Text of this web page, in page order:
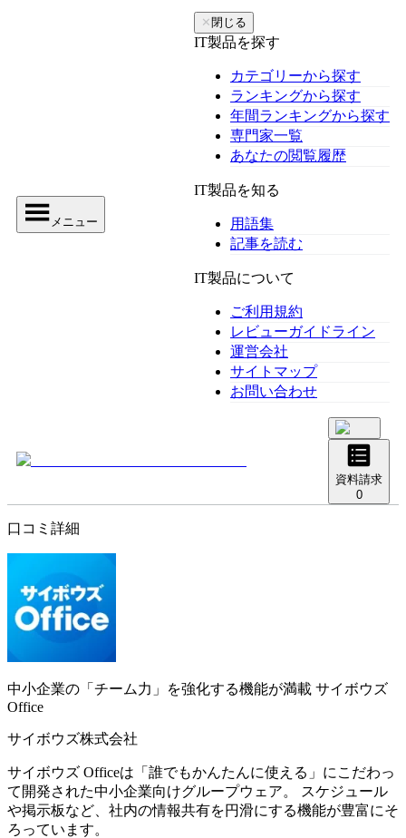
メニュー
✕ 閉じる
IT製品を探す
カテゴリーから探す
ランキングから探す
年間ランキングから探す
専門家一覧
あなたの閲覧履歴
IT製品を知る
用語集
記事を読む
IT製品について
ご利用規約
レビューガイドライン
運営会社
サイトマップ
お問い合わせ
資料請求
0
口コミ詳細
中小企業の「チーム力」を強化する機能が満載 サイボウズ
Office
サイボウズ株式会社
サイボウズ Officeは「誰でもかんたんに使える」にこだわっ
て開発された中小企業向けグループウェア。 スケジュール
や掲示板など、社内の情報共有を円滑にする機能が豊富にそ
ろっています。